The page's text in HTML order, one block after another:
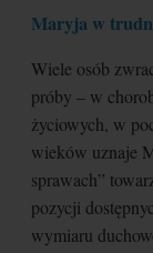
Maryja w
Wiele osób
próby – w
życiowych, w
wieków uznaje
sprawach”
pozycji
wymiaru